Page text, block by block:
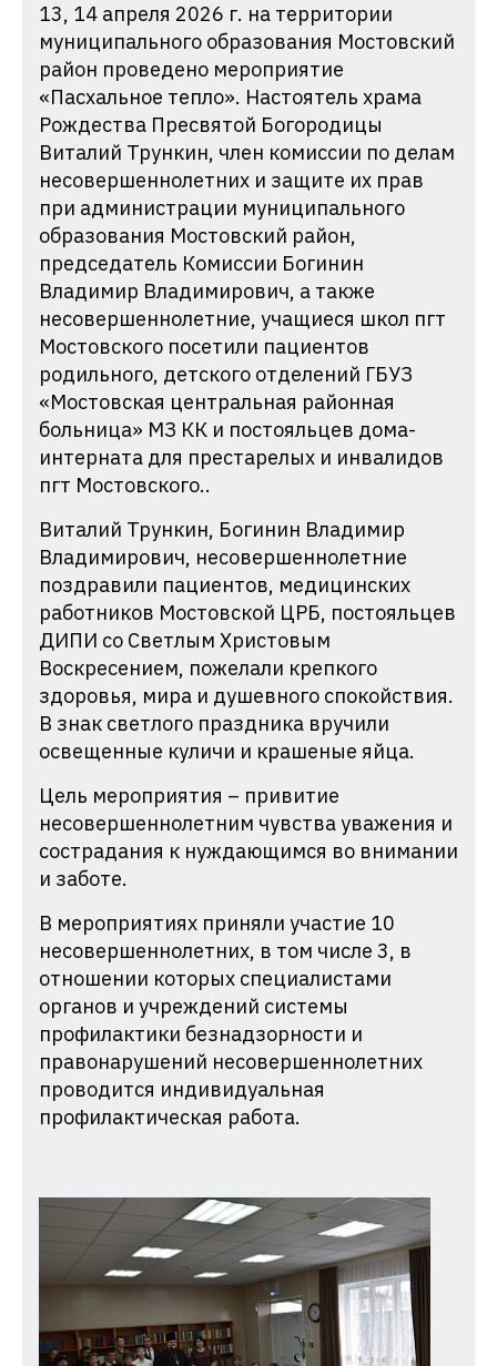
их
прав
при
Администрации
Краснодарского
края
13, 14 апреля 2026 г. на территории
муниципального образования Мостовский
район проведено мероприятие
«Пасхальное тепло». Настоятель храма
Рождества Пресвятой Богородицы
Виталий Трункин, член комиссии по делам
несовершеннолетних и защите их прав
при администрации муниципального
образования Мостовский район,
председатель Комиссии Богинин
Владимир Владимирович, а также
несовершеннолетние, учащиеся школ пгт
Мостовского посетили пациентов
родильного, детского отделений ГБУЗ
«Мостовская центральная районная
больница» МЗ КК и постояльцев дома-
интерната для престарелых и инвалидов
пгт Мостовского..
Виталий Трункин, Богинин Владимир
Владимирович, несовершеннолетние
поздравили пациентов, медицинских
работников Мостовской ЦРБ, постояльцев
ДИПИ со Светлым Христовым
Воскресением, пожелали крепкого
здоровья, мира и душевного спокойствия.
В знак светлого праздника вручили
освещенные куличи и крашеные яйца.
Цель мероприятия – привитие
несовершеннолетним чувства уважения и
сострадания к нуждающимся во внимании
и заботе.
В мероприятиях приняли участие 10
несовершеннолетних, в том числе 3, в
отношении которых специалистами
органов и учреждений системы
профилактики безнадзорности и
правонарушений несовершеннолетних
проводится индивидуальная
профилактическая работа.